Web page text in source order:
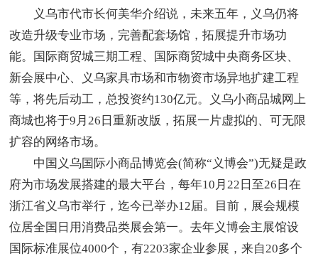
义乌市代市长何美华介绍说，未来五年，义乌仍将
改造升级专业市场，完善配套场馆，拓展提升市场功
能。国际商贸城三期工程、国际商贸城中央商务区块、
新会展中心、义乌家具市场和市物资市场异地扩建工程
等，将先后动工，总投资约130亿元。义乌小商品城网上
商城也将于9月26日重新改版，拓展一片虚拟的、可无限
扩容的网络市场。
中国义乌国际小商品博览会(简称“义博会”)无疑是政
府为市场发展搭建的最大平台，每年10月22日至26日在
浙江省义乌市举行，迄今已举办12届。目前，展会规模
位居全国日用消费品类展会第一。去年义博会主展馆设
国际标准展位4000个，有2203家企业参展，来自20多个